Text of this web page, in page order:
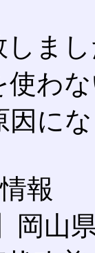
しま
使わ
因に
報
岡山